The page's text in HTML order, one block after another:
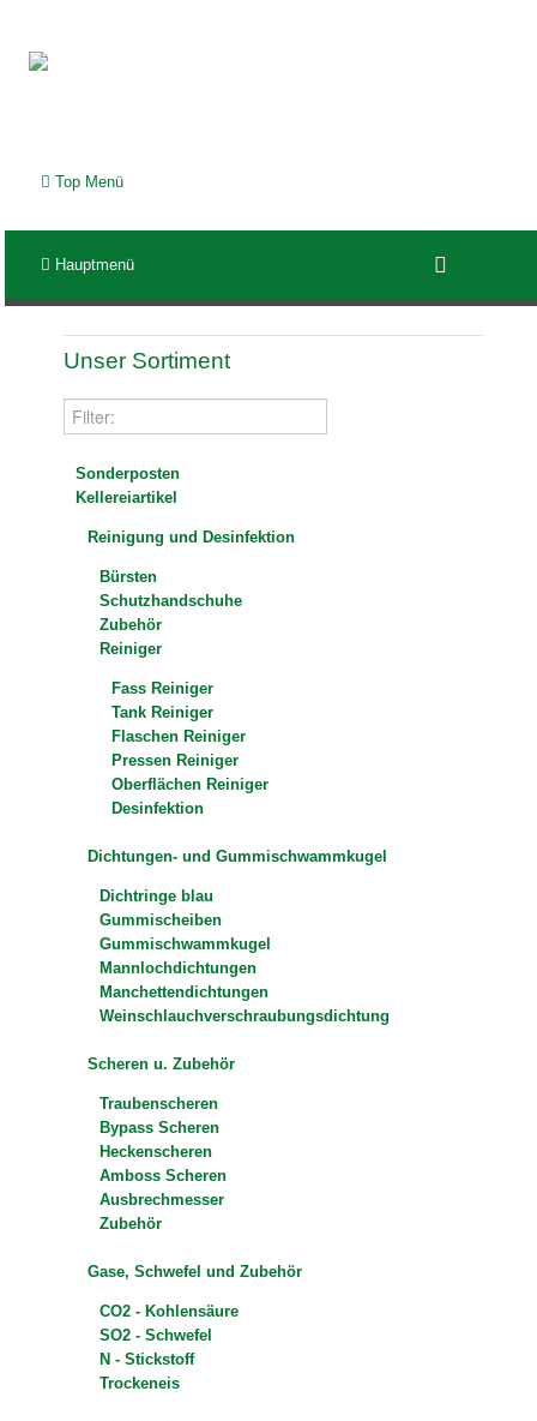
Top Menü
Hauptmenü
Unser Sortiment
Sonderposten
Kellereiartikel
Reinigung und Desinfektion
Bürsten
Schutzhandschuhe
Zubehör
Reiniger
Fass Reiniger
Tank Reiniger
Flaschen Reiniger
Pressen Reiniger
Oberflächen Reiniger
Desinfektion
Dichtungen- und Gummischwammkugel
Dichtringe blau
Gummischeiben
Gummischwammkugel
Mannlochdichtungen
Manchettendichtungen
Weinschlauchverschraubungsdichtung
Scheren u. Zubehör
Traubenscheren
Bypass Scheren
Heckenscheren
Amboss Scheren
Ausbrechmesser
Zubehör
Gase, Schwefel und Zubehör
CO2 - Kohlensäure
SO2 - Schwefel
N - Stickstoff
Trockeneis